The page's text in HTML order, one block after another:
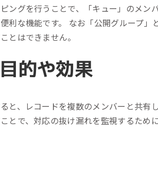
ングを行うことで、「キュー」のメ
利な機能です。 なお「公開グループ
とはできません。
的や効果
ると、レコードを複数のメンバーと共
とで、対応の抜け漏れを監視するため